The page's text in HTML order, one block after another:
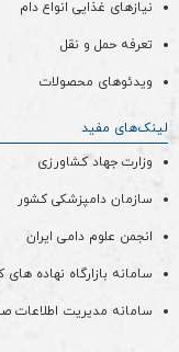
نیازهای غذایی انواع دام
تعرفه حمل و نقل
ویدئو‌های محصولات
لینک‌های مفید
وزارت جهاد کشاورزی
سازمان دامپزشکی کشور
انجمن علوم دامی ایران
سامانه بازارگاه نهاده
سامانه مدیریت اطلاعات